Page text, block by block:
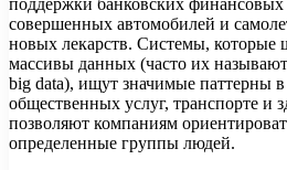
поддержки банковских финансовых
совершенных автомобилей и
новых лекарств. Системы, которые
массивы данных (часто их
big data), ищут значимые паттерны
общественных услуг, транспорте и
позволяют компаниям
определенные группы людей.